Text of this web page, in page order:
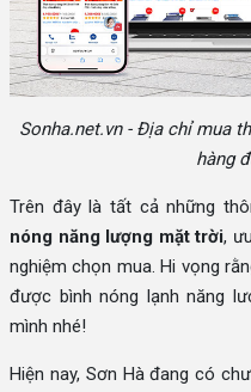
Sonha.net.vn - Địa chỉ mua
hàng
Trên đây là tất cả những
nóng năng lượng mặt trời,
nghiệm chọn mua. Hi vọng
được bình nóng lạnh năng
mình nhé!
Hiện nay, Sơn Hà đang có